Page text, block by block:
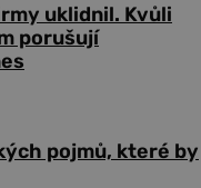
uklidnil. Kvůli
porušují
pojmů, které by